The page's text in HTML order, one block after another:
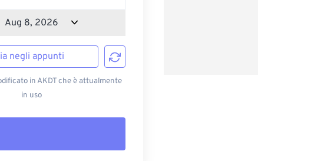
negli appunti
in AKDT che è attualmente
in uso